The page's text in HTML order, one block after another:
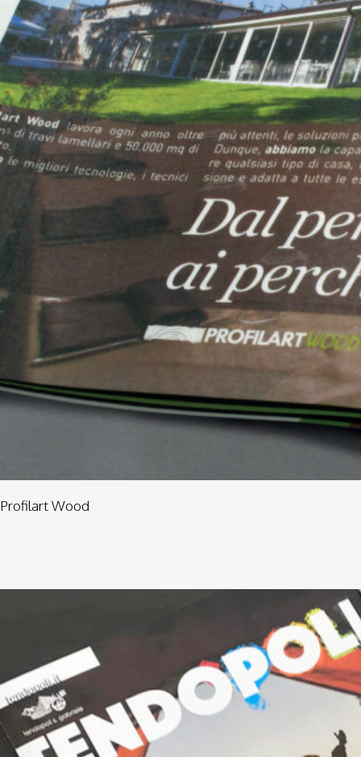
Profilart Wood